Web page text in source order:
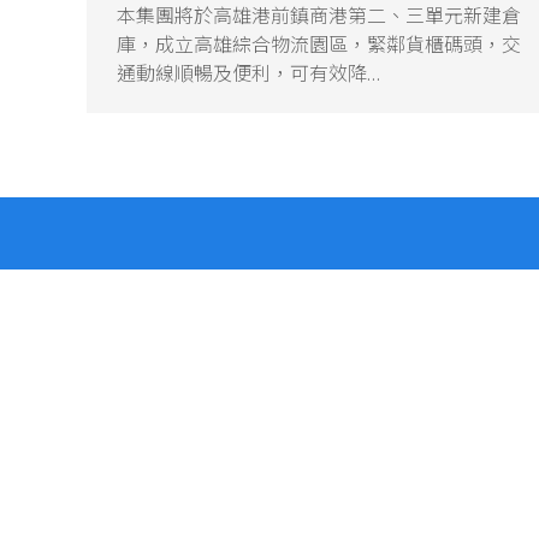
本集團將於高雄港前鎮商港第二、三單元新建倉
庫，成立高雄綜合物流園區，緊鄰貨櫃碼頭，交
通動線順暢及便利，可有效降…